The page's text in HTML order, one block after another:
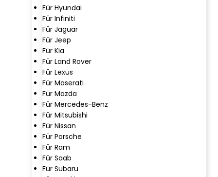
Für Hyundai
Für Infiniti
Für Jaguar
Für Jeep
Für Kia
Für Land Rover
Für Lexus
Für Maserati
Für Mazda
Für Mercedes-Benz
Für Mitsubishi
Für Nissan
Für Porsche
Für Ram
Für Saab
Für Subaru